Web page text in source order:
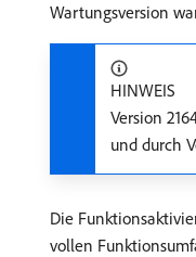
Wartungsversion
HINWEIS
Version
und durch
Die
vollen